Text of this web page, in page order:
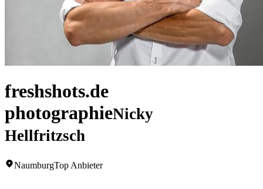
freshshots.de
photographieNicky
Hellfritzsch
NaumburgTop Anbieter